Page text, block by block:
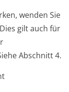
wenden Sie
gilt auch für
Abschnitt 4.